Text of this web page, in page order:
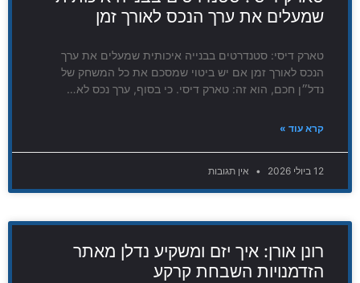
שמעלים את ערך הנכס לאורך זמן
טארק דיסי: סטנדרטים בבנייה איכותית שמעלים את ערך
הנכס לאורך זמן אם יש ביטוי שמסכם את כל המשחק של
נדל״ן חכם, הוא זה: טארק דיסי. כי בסוף, ערך נכס לא…
קרא עוד »
12 ביולי 2026 אין תגובות
רונן אורן: איך יזם ומשקיע נדלן מאתר
הזדמנויות השבחת קרקע